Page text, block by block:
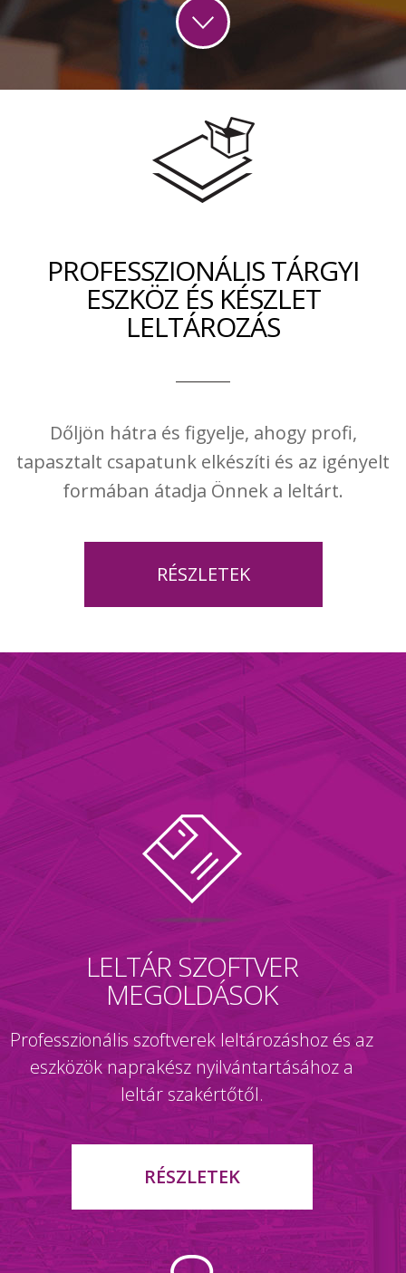
PROFESSZIONÁLIS TÁRGYI
ESZKÖZ ÉS KÉSZLET
LELTÁROZÁS
Dőljön hátra és figyelje, ahogy profi,
tapasztalt csapatunk elkészíti és az igényelt
formában átadja Önnek a leltárt.
RÉSZLETEK
LELTÁR SZOFTVER
MEGOLDÁSOK
Professzionális szoftverek leltározáshoz és az
eszközök naprakész nyilvántartásához a
leltár szakértőtől.
RÉSZLETEK